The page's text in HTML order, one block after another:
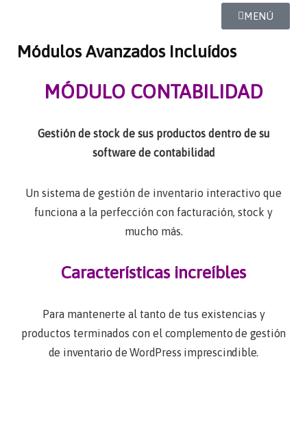
MENÚ
Módulos Avanzados Incluídos
MÓDULO CONTABILIDAD
Gestión de stock de sus productos dentro de su
software de contabilidad
Un sistema de gestión de inventario interactivo que
funciona a la perfección con facturación, stock y
mucho más.
Características increíbles
Para mantenerte al tanto de tus existencias y
productos terminados con el complemento de gestión
de inventario de WordPress imprescindible.